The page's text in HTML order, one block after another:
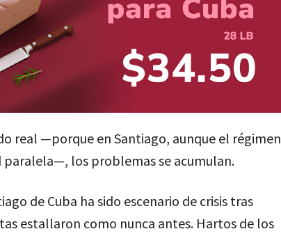
real —porque en Santiago, aunque el régimen
paralela—, los problemas se acumulan.
de Cuba ha sido escenario de crisis tras
estallaron como nunca antes. Hartos de los